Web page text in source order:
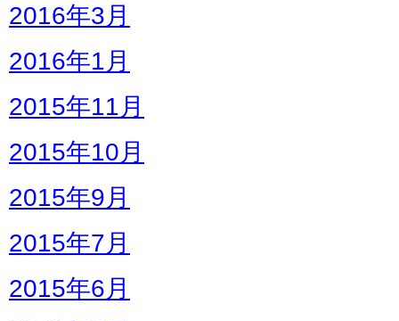
2016年3月
2016年1月
2015年11月
2015年10月
2015年9月
2015年7月
2015年6月